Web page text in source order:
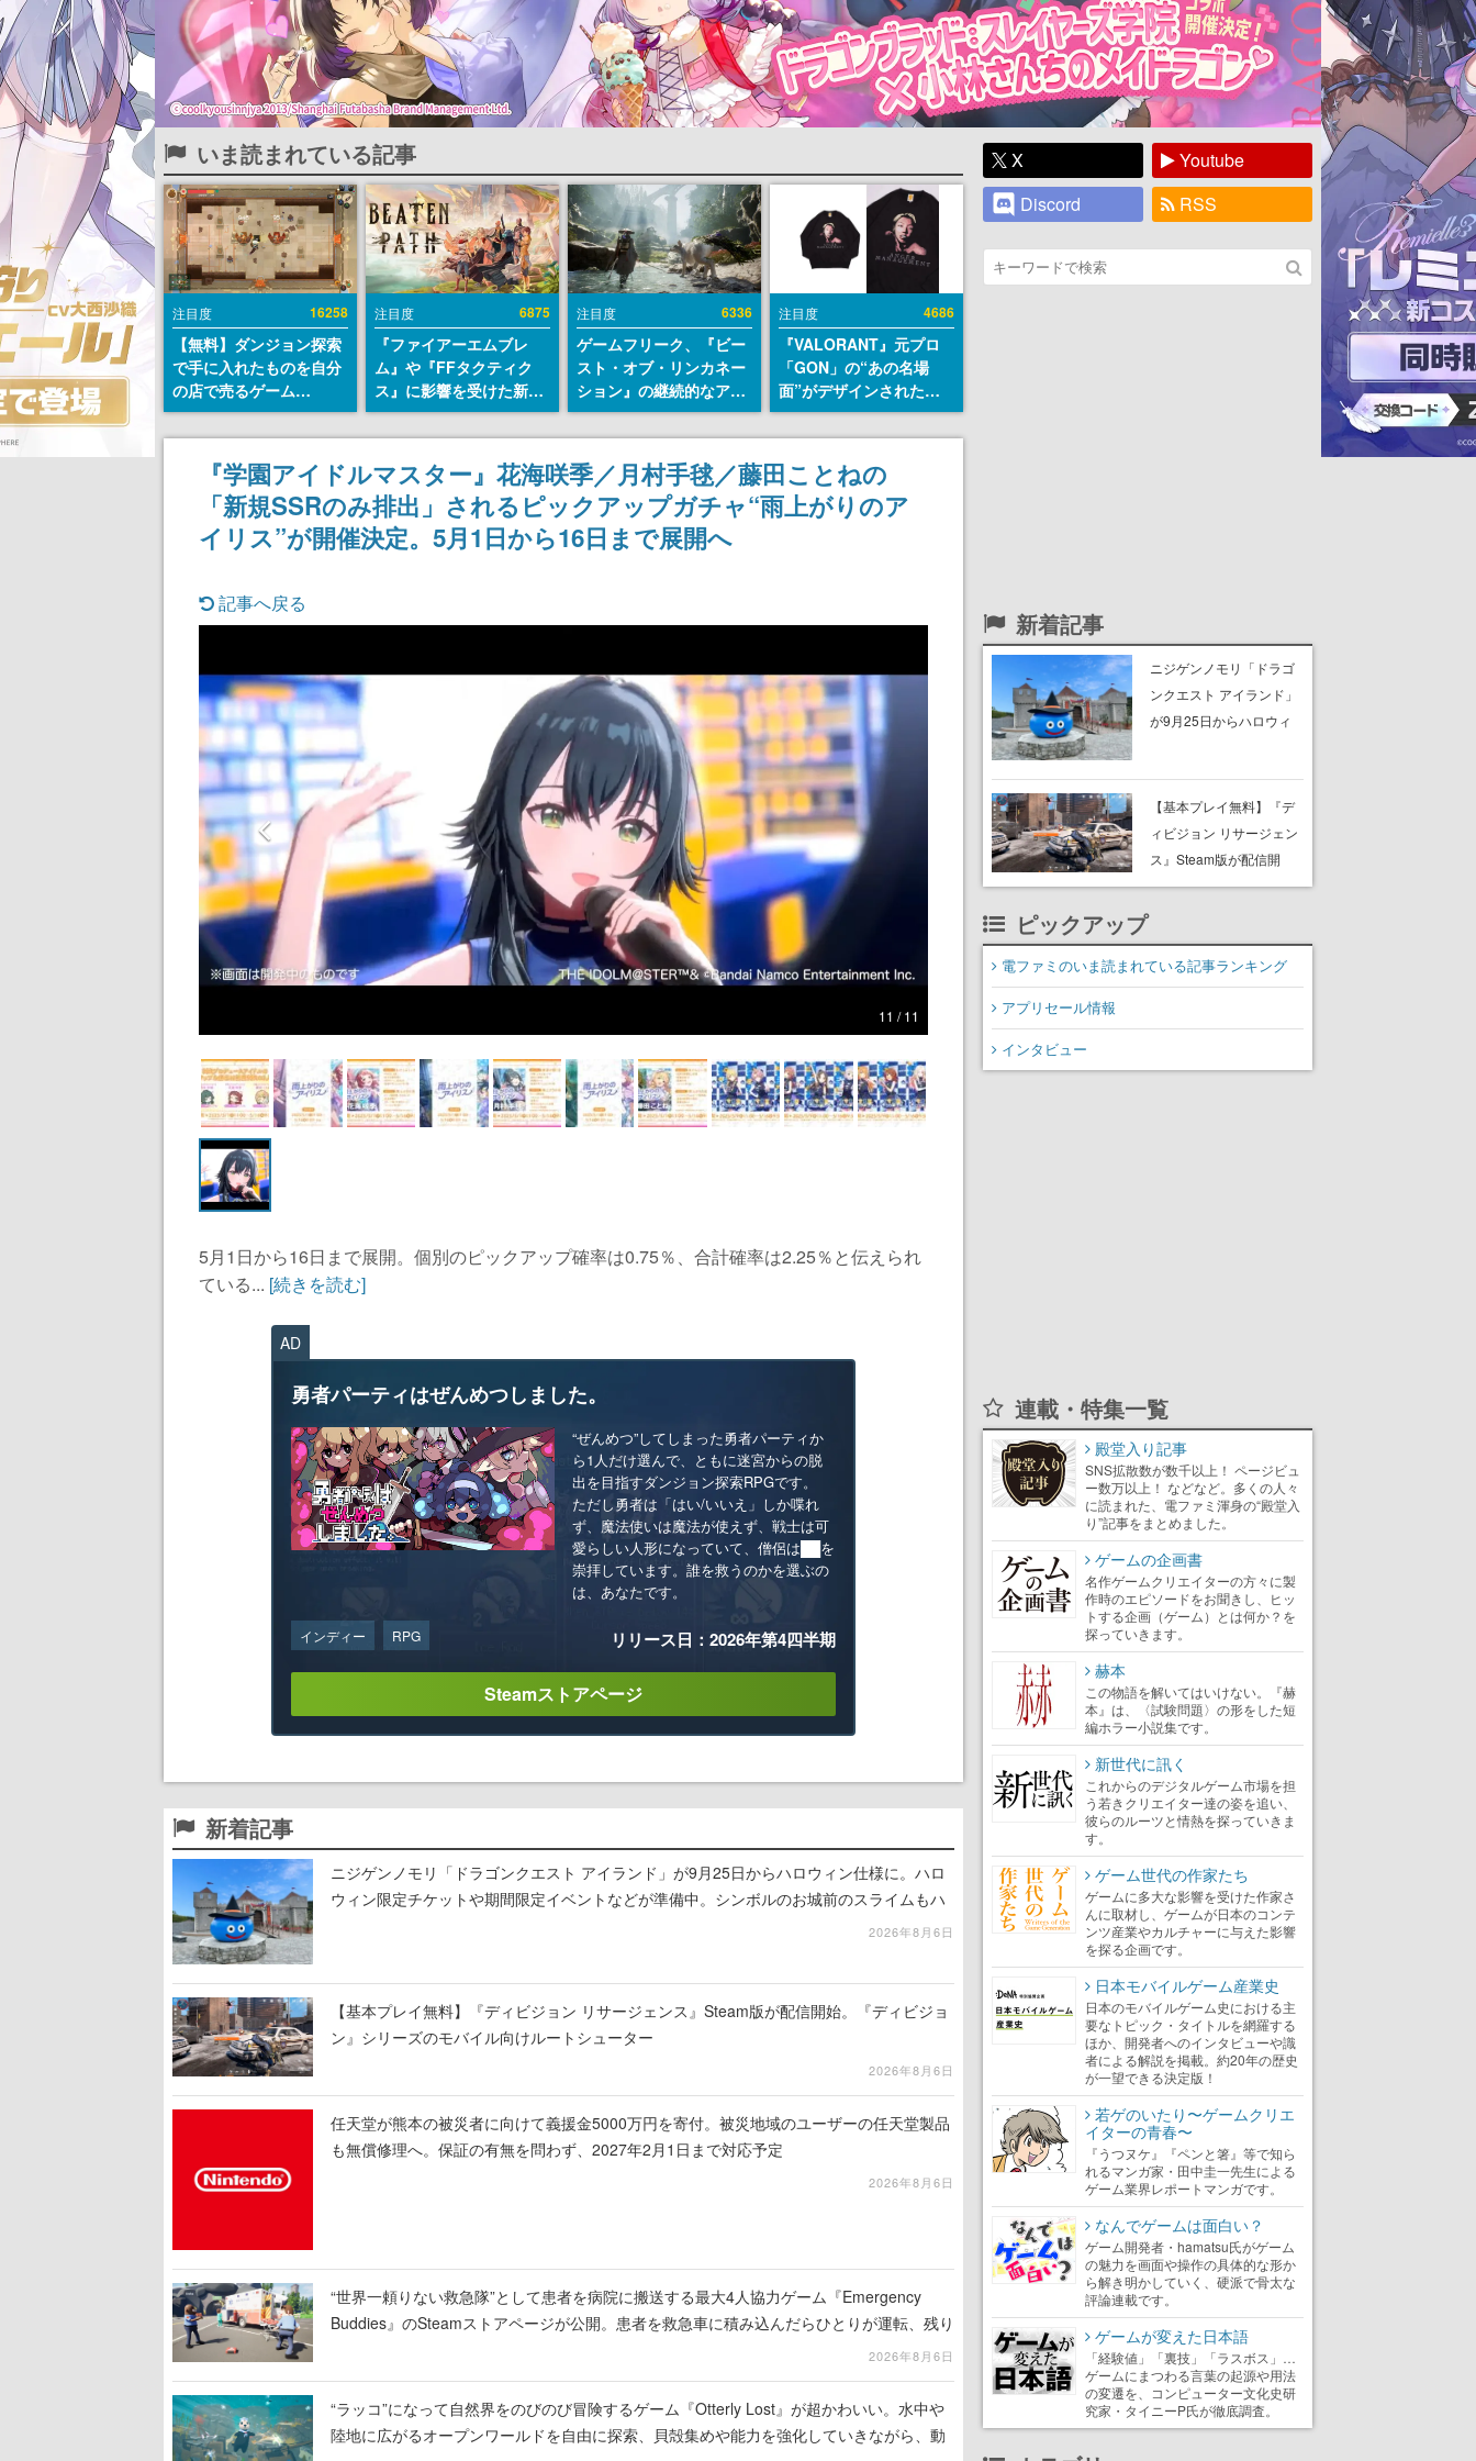
いま読まれている記事
注目度 16258
【無料】ダンジョン探索
で手に入れたものを自分
の店で売るゲーム
『Moonlighter』が
Steamにて無料配布中！
続編『Moonlighter 2』
の9月2日正式リリースを
記念したキャンペーン
注目度 6875
『ファイアーエムブレ
ム』や『FFタクティク
ス』に影響を受けた新作
戦略RPG『Beaten
Path』2027年に発売
へ。PC（Steam）、
PS5、Xbox、Switch向
けにリリース予定
注目度 6336
ゲームフリーク、『ビー
スト・オブ・リンカネー
ション』の継続的なアプ
デ方針を表明。ユーザー
からの意見を真摯に受け
止めて対応へ。修正パッ
チは約1週間以内に配信
される予定
注目度 4686
『VALORANT』元プロ
「GON」の“あの名場
面”がデザインされた新
作グッズが本日8月5日よ
り期間限定で発売。Tシ
ャツやコインケース、ア
クキーなどが全品受注生
産で登場、過去に発売し
『学園アイドルマスター』花海咲季／月村手毬／藤田ことねの
「新規SSRのみ排出」されるピックアップガチャ“雨上がりのア
イリス”が開催決定。5月1日から16日まで展開へ
記事へ戻る
11 / 11
5月1日から16日まで展開。個別のピックアップ確率は0.75％、合計確率は2.25％と伝えられ
ている... [続きを読む]
AD
勇者パーティはぜんめつしました。
“ぜんめつ”してしまった勇者パーティか
ら1人だけ選んで、ともに迷宮からの脱
出を目指すダンジョン探索RPGです。
ただし勇者は「はい/いいえ」しか喋れ
ず、魔法使いは魔法が使えず、戦士は可
愛らしい人形になっていて、僧侶は██を
崇拝しています。誰を救うのかを選ぶの
は、あなたです。
インディー RPG リリース日：2026年第4四半期
Steamストアページ
新着記事
ニジゲンノモリ「ドラゴンクエスト アイランド」が9月25日からハロウィン仕様に。ハロ
ウィン限定チケットや期間限定イベントなどが準備中。シンボルのお城前のスライムもハ
2026年8月6日
【基本プレイ無料】『ディビジョン リサージェンス』Steam版が配信開始。『ディビジョ
ン』シリーズのモバイル向けルートシューター
2026年8月6日
任天堂が熊本の被災者に向けて義援金5000万円を寄付。被災地域のユーザーの任天堂製品
も無償修理へ。保証の有無を問わず、2027年2月1日まで対応予定
2026年8月6日
“世界一頼りない救急隊”として患者を病院に搬送する最大4人協力ゲーム『Emergency
Buddies』のSteamストアページが公開。患者を救急車に積み込んだらひとりが運転、残り
2026年8月6日
“ラッコ”になって自然界をのびのび冒険するゲーム『Otterly Lost』が超かわいい。水中や
陸地に広がるオープンワールドを自由に探索、貝殻集めや能力を強化していきながら、動
X
Youtube
Discord
RSS
新着記事
ニジゲンノモリ「ドラゴ
ンクエスト アイランド」
が9月25日からハロウィ
ベントなどが準備中。シ
ンボルのお城前のスライ
ムもハロウィン風に
【基本プレイ無料】『デ
ィビジョン リサージェン
ス』Steam版が配信開
始。『ディビジョン』シ
ピックアップ
電ファミのいま読まれている記事ランキング
アプリセール情報
インタビュー
連載・特集一覧
殿堂入り記事
SNS拡散数が数千以上！ ページビュ
ー数万以上！ などなど。多くの人々
に読まれた、電ファミ渾身の“殿堂入
り”記事をまとめました。
ゲームの企画書
名作ゲームクリエイターの方々に製
作時のエピソードをお聞きし、ヒッ
トする企画（ゲーム）とは何か？を
探っていきます。
赫本
この物語を解いてはいけない。『赫
本』は、〈試験問題〉の形をした短
編ホラー小説集です。
新世代に訊く
これからのデジタルゲーム市場を担
う若きクリエイター達の姿を追い、
彼らのルーツと情熱を探っていきま
す。
ゲーム世代の作家たち
ゲームに多大な影響を受けた作家さ
んに取材し、ゲームが日本のコンテ
ンツ産業やカルチャーに与えた影響
を探る企画です。
日本モバイルゲーム産業史
日本のモバイルゲーム史における主
要なトピック・タイトルを網羅する
ほか、開発者へのインタビューや識
者による解説を掲載。約20年の歴史
が一望できる決定版！
若ゲのいたり〜ゲームクリエ
イターの青春〜
『うつヌケ』『ペンと箸』等で知ら
れるマンガ家・田中圭一先生による
ゲーム業界レポートマンガです。
なんでゲームは面白い？
ゲーム開発者・hamatsu氏がゲーム
の魅力を画面や操作の具体的な形か
ら解き明かしていく、硬派で骨太な
評論連載です。
ゲームが変えた日本語
「経験値」「裏技」「ラスボス」…
ゲームにまつわる言葉の起源や用法
の変遷を、コンピューター文化史研
究家・タイニーP氏が徹底調査。